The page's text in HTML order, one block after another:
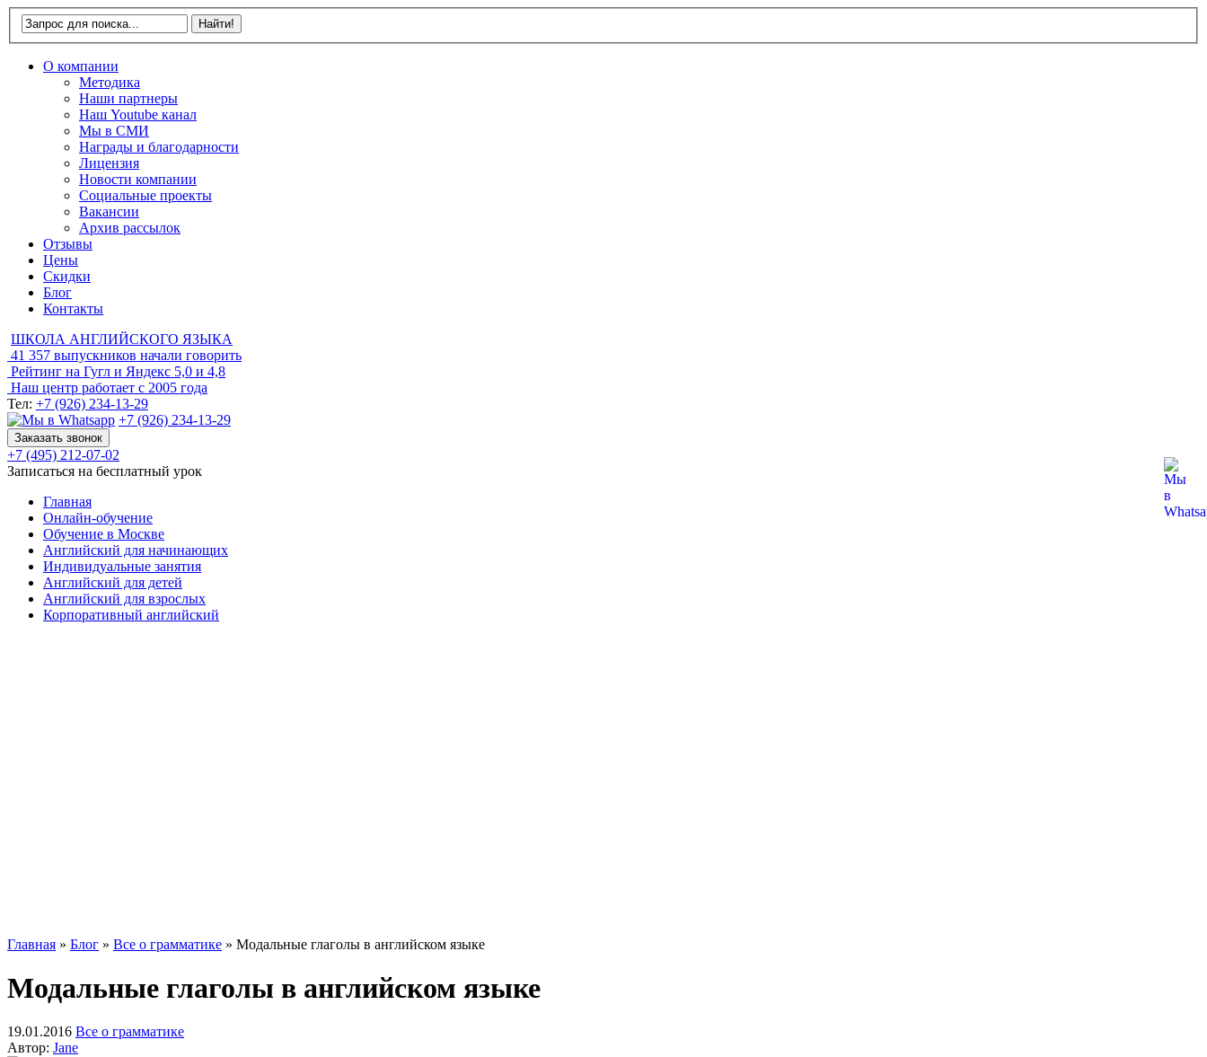
О компании
Методика
Наши партнеры
Наш Youtube канал
Мы в СМИ
Награды и благодарности
Лицензия
Новости компании
Социальные проекты
Вакансии
Архив рассылок
Отзывы
Цены
Скидки
Блог
Контакты
ШКОЛА АНГЛИЙСКОГО ЯЗЫКА
41 357 выпускников начали говорить
Рейтинг на Гугл и Яндекс 5,0 и 4,8
Наш центр работает с 2005 года
Тел: +7 (926) 234-13-29
+7 (926) 234-13-29
Заказать звонок
+7 (495) 212-07-02
Записаться на бесплатный урок
Главная
Онлайн-обучение
Обучение в Москве
Английский для начинающих
Индивидуальные занятия
Английский для детей
Английский для взрослых
Корпоративный английский
Главная » Блог » Все о грамматике » Модальные глаголы в английском языке
Модальные глаголы в английском языке
19.01.2016 Все о грамматике
Автор: Jane